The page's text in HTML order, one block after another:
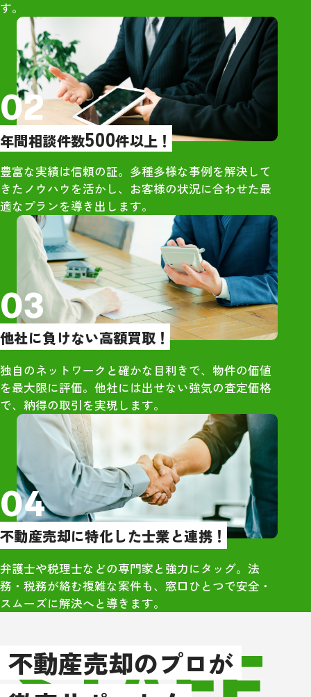
橋さんを選びましたが、間違い
なかったと今では確信していま
す。お世話になり大変ありがと
うございました。
・大手は営業が
象だったが、グ
グさんは営業的
し
・大手からもオ
が、最も高額だ
ンハウジングさ
独自の販路が強
【所感】
・社員の方々は
さん明るい雰囲
りました。単な
はなく、人とし
くれているの
・市原さん自身
で、当時の同
できる人柄でし
さや気遣いが、
囲気づくりにも
と感じました。
・久しぶりに
高校時代のこと
くれており、相
象的でした。大
のつながりから
感」を強く実感
以上、もし大
辺で不動産売
住宅ローン取次
す。
02
年間相談件数500件以上！
豊富な実績は信頼の証。多種多様な事例を解決して
きたノウハウを活かし、お客様の状況に合わせた最
適なプランを導き出します。
03
他社に負けない高額買取！
独自のネットワークと確かな目利きで、物件の価値
を最大限に評価。他社には出せない強気の査定価格
で、納得の取引を実現します。
04
不動産売却に特化した士業と連携！
弁護士や税理士などの専門家と強力にタッグ。法
務・税務が絡む複雑な案件も、窓口ひとつで安全・
スムーズに解決へと導きます。
不動産売却のプロが